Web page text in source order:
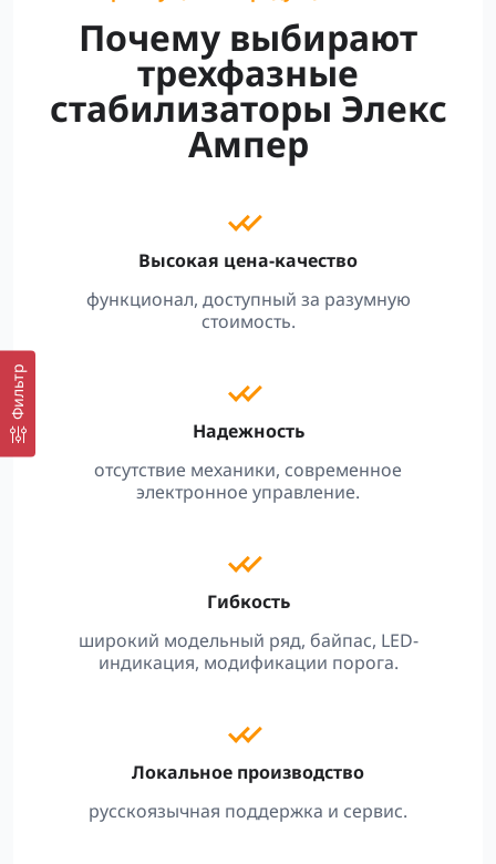
Почему выбирают
трехфазные
стабилизаторы Элекс
Ампер
Высокая цена-качество
функционал, доступный за разумную
стоимость.
Надежность
отсутствие механики, современное
электронное управление.
Гибкость
широкий модельный ряд, байпас, LED-
индикация, модификации порога.
Локальное производство
русскоязычная поддержка и сервис.
Фильтр